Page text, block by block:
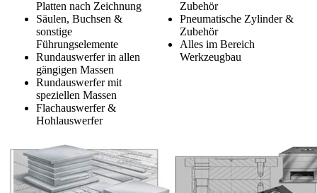
Platten nach Zeichnung
Säulen, Buchsen &
sonstige
Führungselemente
Rundauswerfer in allen
gängigen Massen
Rundauswerfer mit
speziellen Massen
Flachauswerfer &
Hohlauswerfer
Zubehör
Pneumatische Zylinder &
Zubehör
Alles im Bereich
Werkzeugbau